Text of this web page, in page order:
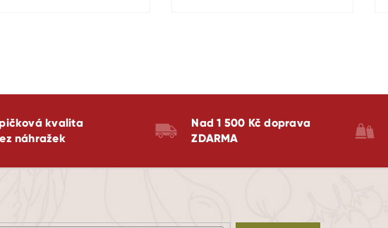
kvalita
náhražek
Nad 1 500 Kč doprava
ZDARMA